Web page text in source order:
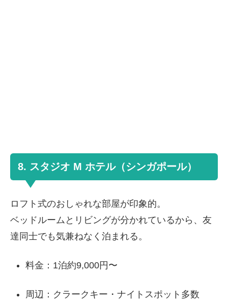
8. スタジオ M ホテル（シンガポール）
ロフト式のおしゃれな部屋が印象的。
ベッドルームとリビングが分かれているから、友
達同士でも気兼ねなく泊まれる。
料金：1泊約9,000円〜
周辺：クラークキー・ナイトスポット多数